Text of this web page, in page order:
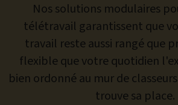
Nos solutions modulaires
télétravail garantissent que
travail reste aussi rangé que
flexible que votre quotidien
bien ordonné au mur de
trouve sa place.